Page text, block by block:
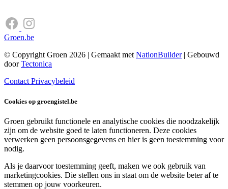
Groen.be
© Copyright Groen 2026 | Gemaakt metNationBuilder| Gebouwd
doorTectonica
ContactPrivacybeleid
Cookies op groengistel.be
Groen gebruikt functionele en analytische cookies die noodzakelijk
zijn om de website goed te laten functioneren. Deze cookies
verwerken geen persoonsgegevens en hier is geen toestemming voor
nodig.
Als je daarvoor toestemming geeft, maken we ook gebruik van
marketingcookies. Die stellen ons in staat om de website beter af te
stemmen op jouw voorkeuren.